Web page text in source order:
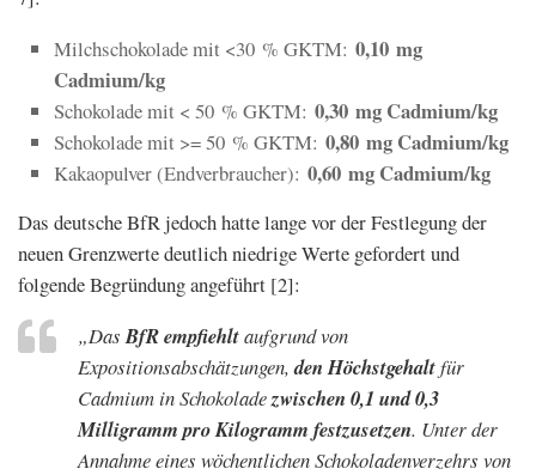
Milchschokolade mit <30 % GKTM: 0,10 mg
Cadmium/kg
Schokolade mit < 50 % GKTM: 0,30 mg Cadmium/kg
Schokolade mit >= 50 % GKTM: 0,80 mg Cadmium/kg
Kakaopulver (Endverbraucher): 0,60 mg Cadmium/kg
Das deutsche BfR jedoch hatte lange vor der Festlegung der
neuen Grenzwerte deutlich niedrige Werte gefordert und
folgende Begründung angeführt [2]:
„Das BfR empfiehltaufgrund von
Expositionsabschätzungen,den Höchstgehaltfür
Cadmium in Schokoladezwischen 0,1 und 0,3
Milligramm pro Kilogramm festzusetzen. Unter der
Annahme eines wöchentlichen Schokoladenverzehrs von